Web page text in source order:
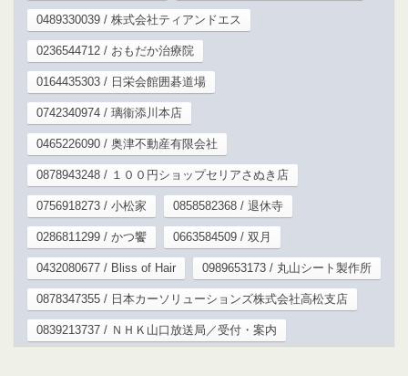
0489330039 / 株式会社ティアンドエス
0236544712 / おもだか治療院
0164435303 / 日栄会館囲碁道場
0742340974 / 璃衞添川本店
0465226090 / 奥津不動産有限会社
0878943248 / １００円ショップセリアさぬき店
0756918273 / 小松家 0858582368 / 退休寺
0286811299 / かつ饗 0663584509 / 双月
0432080677 / Bliss of Hair 0989653173 / 丸山シート製作所
0878347355 / 日本カーソリューションズ株式会社高松支店
0839213737 / ＮＨＫ山口放送局／受付・案内